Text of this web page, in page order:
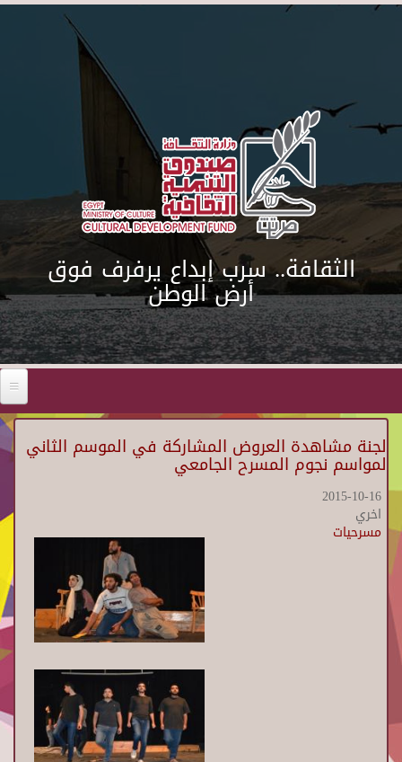
Skip to main content
الثقافة.. سرب إبداع يرفرف فوق
أرض الوطن
لجنة مشاهدة العروض المشاركة في الموسم الثاني
لمواسم نجوم المسرح الجامعي
2015-10-16
اخري
مسرحيات